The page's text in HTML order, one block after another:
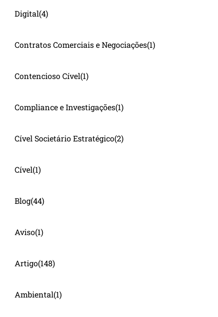
Digital(4)
Contratos Comerciais e Negociações(1)
Contencioso Cível(1)
Compliance e Investigações(1)
Cível Societário Estratégico(2)
Cível(1)
Blog(44)
Aviso(1)
Artigo(148)
Ambiental(1)